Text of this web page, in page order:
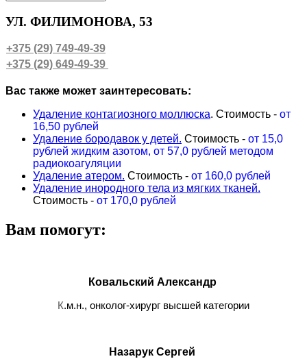
УЛ. ФИЛИМОНОВА, 53
+375 (29) 749-49-39
+375 (29) 649-49-39
Вас также может заинтересовать:
Удаление контагиозного моллюска. Стоимость - от
16,50 рублей
Удаление бородавок у детей. Стоимость - от 15,0
рублей жидким азотом, от 57,0 рублей методом
радиокоагуляции
Удаление атером. Стоимость - от 160,0 рублей
Удаление инородного тела из мягких тканей.
Стоимость - от 170,0 рублей
Вам помогут:
Ковальский Александр
К.м.н., онколог-хирург высшей категории
Назарук Сергей